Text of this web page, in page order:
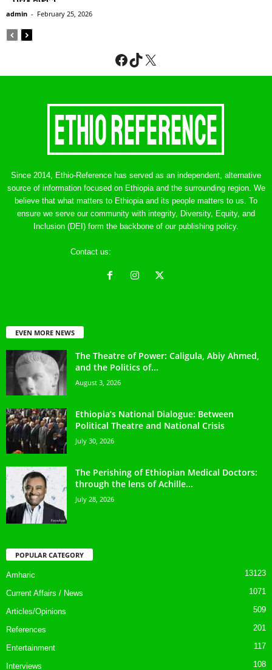
admin - February 25, 2026
Facebook
TikTok
X
Since 2014, Ethio-Reference has served as an independent, alternative
source of information focused on Ethiopia and the surrounding region. We
believe that what matters to Ethiopia and its people matters to us. To
ensure we serve our community with integrity, Diversity, Equity, and
Inclusion (DEI) form the backbone of our publishing policy.
Contact us:
EVEN MORE NEWS
The Theatre of Power: Caligula, Abiy Ahmed,
and the Politics of...
August 3, 2026
Ethiopia’s National Dialogue: Between
Political Theatre and National Crisis
July 30, 2026
The Perishing of Ethiopian Medical Doctors:
through the lens of Achille...
July 28, 2026
POPULAR CATEGORY
Amharic 13123
Current Affairs / News 1071
Articles/Opinions 509
References 201
Entertainment 117
Interviews 108